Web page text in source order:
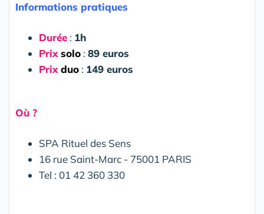
Informations pratiques
Durée : 1h
Prixsolo : 89 euros
Prixduo : 149 euros
Où ?
SPA Rituel des Sens
16 rue Saint-Marc - 75001 PARIS
Tel : 01 42 360 330